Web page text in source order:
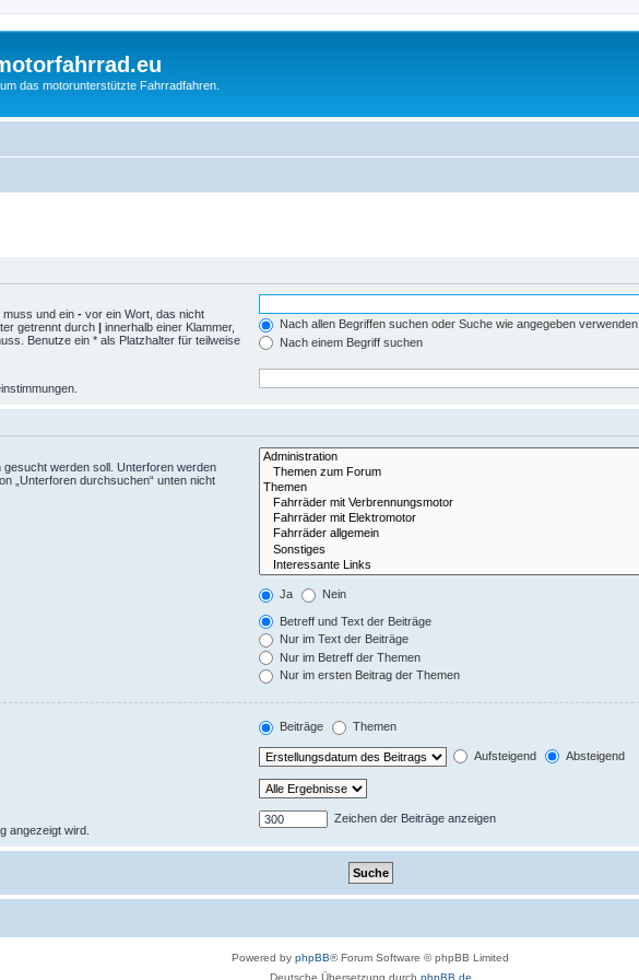
das motorunterstützte Fahrradfahren.
muss und ein - vor ein Wort, das nicht
getrennt durch | innerhalb einer Klammer,
Benutze ein * als Platzhalter für teilweise
Nach allen Begriffen suchen oder Suche wie angegeben verwenden
Nach einem Begriff suchen
werden soll. Unterforen werden
„Unterforen durchsuchen“ unten nicht
Ja Nein
Betreff und Text der Beiträge
Nur im Text der Beiträge
Nur im Betreff der Themen
Nur im ersten Beitrag der Themen
Beiträge Themen
Aufsteigend Absteigend
angezeigt wird.
Zeichen der Beiträge anzeigen
Powered by phpBB® Forum Software © phpBB Limited
Deutsche Übersetzung durch phpBB.de